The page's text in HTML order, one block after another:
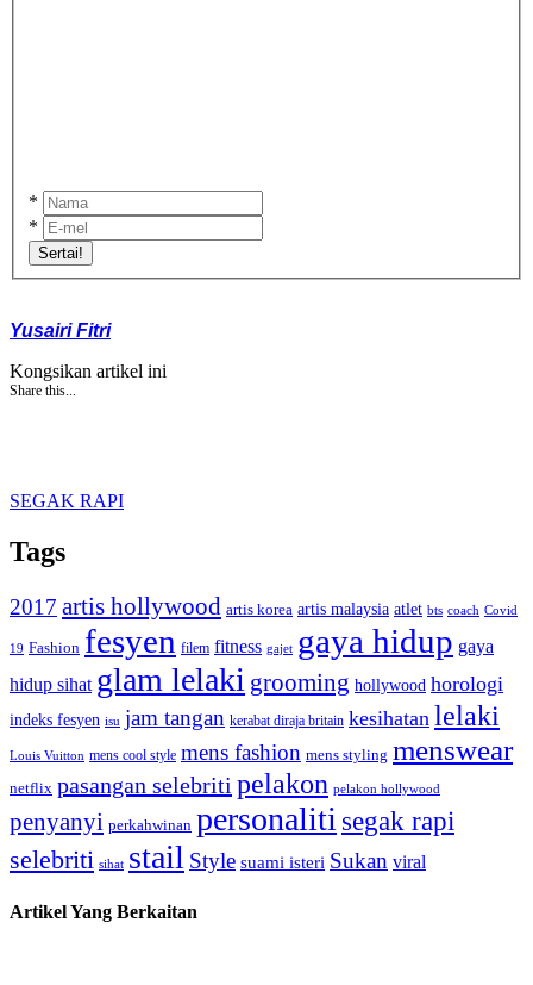
*
*
Sertai!
Yusairi Fitri
Kongsikan artikel ini
Share this...
SEGAK RAPI
Tags
2017 artis hollywood artis korea artis malaysia atlet bts coach Covid
19 Fashion fesyen filem fitness gajet gaya hidup gaya
hidup sihat glam lelaki grooming hollywood horologi
indeks fesyen isu jam tangan kerabat diraja britain kesihatan lelaki
Louis Vuitton mens cool style mens fashion mens styling menswear
netflix pasangan selebriti pelakon pelakon hollywood
penyanyi perkahwinan personaliti segak rapi
selebriti sihat stail Style suami isteri Sukan viral
Artikel Yang Berkaitan